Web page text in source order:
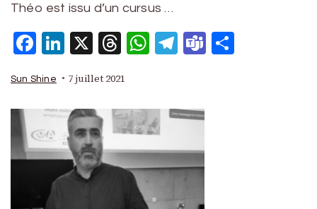
Théo est issu d’un cursus …
Facebook
LinkedIn
X Threads
WhatsApp
Telegram
Teams
Sun Shine 7 juillet 2021